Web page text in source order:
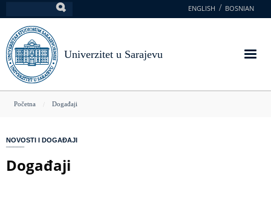
na
glavni
sadržaj
ENGLISH BOSNIAN
Univerzitet u Sarajevu
You
here
Početna Događaji
NOVOSTI I DOGAĐAJI
Događaji